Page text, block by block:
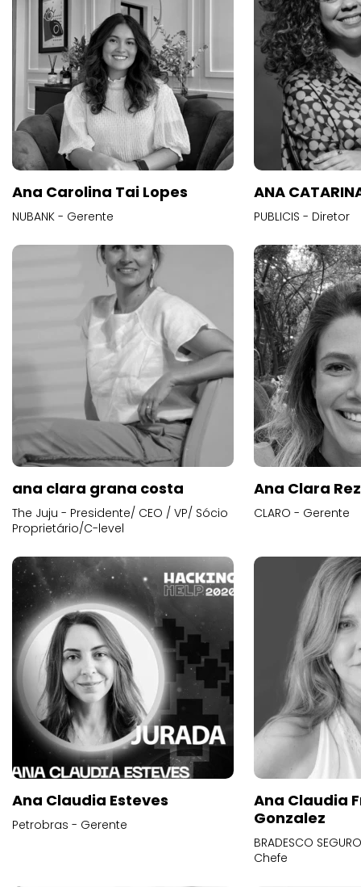
Ana Carolina Tai Lopes
NUBANK - Gerente
ANA
PUBLICIS - Diretor
ana clara grana costa
The Juju - Presidente/ CEO / VP/ Sócio
Proprietário/C-level
Ana Clara
CLARO - Gerente
Ana Claudia Esteves
Petrobras - Gerente
Ana Claudia
Gonzalez
BRADESCO
Chefe